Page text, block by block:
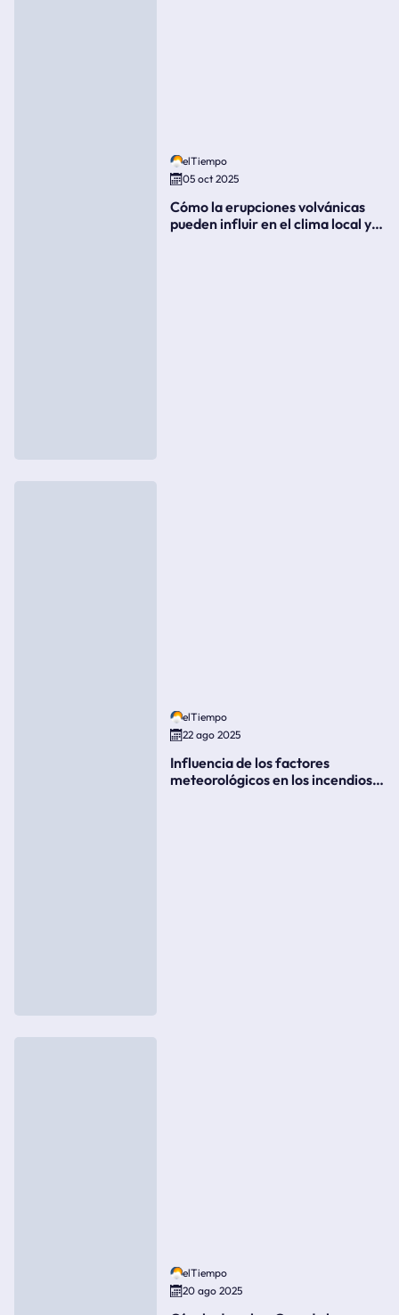
elTiempo
05 oct 2025
Cómo la erupciones volvánicas
pueden influir en el clima local y
elTiempo
22 ago 2025
Influencia de los factores
meteorológicos en los incendios
elTiempo
20 ago 2025